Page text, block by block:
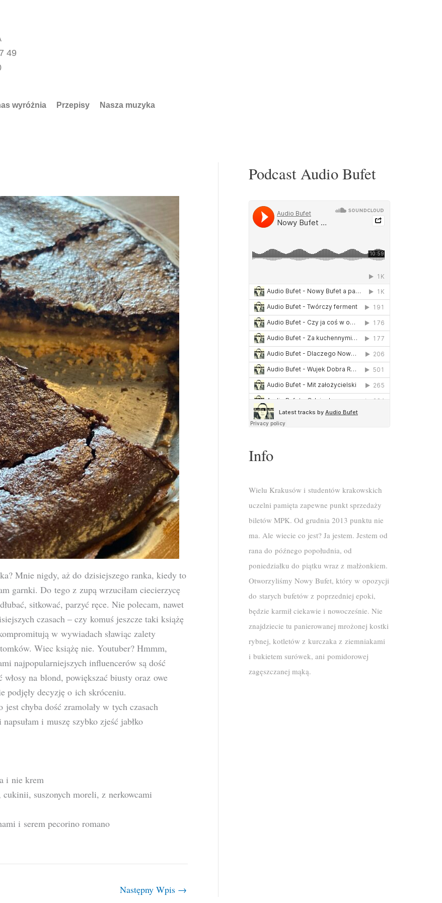
49
wyróżnia Przepisy Nasza muzyka
Mnie nigdy, aż do dzisiejszego ranka, kiedy to
garnki. Do tego z zupą wrzuciłam ciecierzycę
sitkować, parzyć ręce. Nie polecam, nawet
czasach – czy komuś jeszcze taki książę
w wywiadach sławiąc zalety
Wiec książę nie. Youtuber? Hmmm,
najpopularniejszych influencerów są dość
na blond, powiększać biusty oraz owe
podjęły decyzję o ich skróceniu.
chyba dość zramolały w tych czasach
i muszę szybko zjeść jabłko
i nie krem
suszonych moreli, z nerkowcami
i serem pecorino romano
Następny Wpis →
Podcast Audio Bufet
Info
Wielu Krakusów i studentów krakowskich
uczelni pamięta zapewne punkt sprzedaży
biletów MPK. Od grudnia 2013 punktu nie
ma. Ale wiecie co jest? Ja jestem. Jestem od
rana do późnego popołudnia, od
poniedziałku do piątku wraz z małżonkiem.
Otworzyliśmy Nowy Bufet, który w opozycji
do starych bufetów z poprzedniej epoki,
będzie karmił ciekawie i nowocześnie. Nie
znajdziecie tu panierowanej mrożonej kostki
rybnej, kotletów z kurczaka z ziemniakami
i bukietem surówek, ani pomidorowej
zagęszczanej mąką.